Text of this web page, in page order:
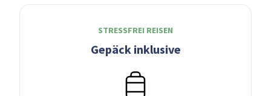
STRESSFREI REISEN
Gepäck inklusive